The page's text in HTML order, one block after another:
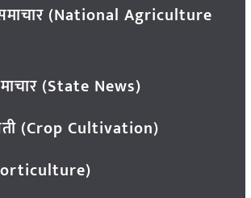
समाचार (National Agriculture
(State News)
(Crop Cultivation)